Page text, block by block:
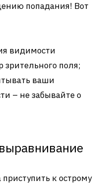
попадания! Вот
видимости
зрительного поля;
ваши
– не забывайте о
приступить к острому